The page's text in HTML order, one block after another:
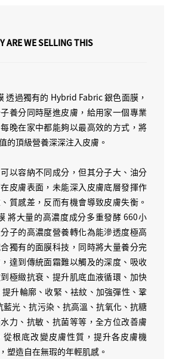
ARE WE SELLING THIS
透過獨有的 Hybrid Fabric 銀色面膜，
養分同時壓進皮膚，給用家一個專業
晚在家中都能夠以最高效的方式，將
的頂級營養深深注入皮膚。
以容納不同成分，但其分子大、油分
皮膚表面，未能深入皮膚底層發揮作
質感差，反而有機會導致皮膚失衡。
將大量的高濃度成分多重發酵 660小
子的高濃度營養轉化為能滲透度極高
獨有的面膜科技，同時將大量養分完
達到傳統面霜難以觸及的深度、吸收
極緻抗衰、提升肌底血液循環、加快
升輪廓、收緊、袪紋、加強彈性、鞏
藍光、抗污染、抗高溫、抗氧化、抗糖
力、抗敏、抗菌等等，全方位改善膚
從根底改變皮膚性質，提升各皮膚機
塑造自在無瑕的年輕肌感。